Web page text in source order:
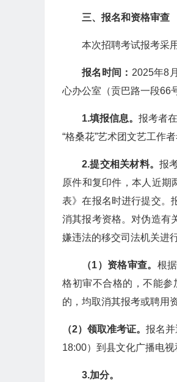
三、 报名和资格审查
本次招聘考试报考采用
报名时间： 2025年8
心办公室（贡巴路一段66
1.填报信息。报考者
“格桑花”艺术团文艺工作
2.提交相关材料。报
原件和复印件，本人近期
表》在报名时进行提交。
消其报考资格。对伪造有
嫌违法的移交司法机关进
（1）资格审查。 根
格初审不合格的，不能
的，均取消其报考或聘用
（2）领取准考证。 报名
18:00）到县文化广播电
3.加分。